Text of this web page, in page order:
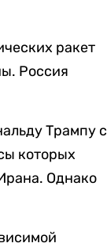
ракет
Россия
Трампу с
которых
Однако